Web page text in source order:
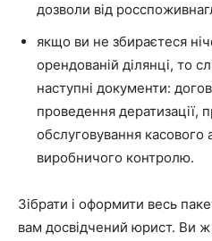
дозволи від
якщо ви не збираєтеся
орендованій ділянці, то
наступні документи:
проведення дератизації,
обслуговування касового
виробничого контролю.
Зібрати і оформити весь
вам досвідчений юрист. Ви